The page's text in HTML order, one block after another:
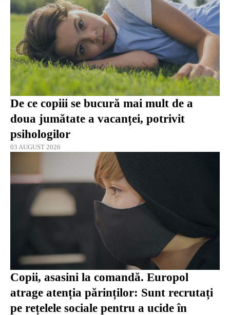
De ce copiii se bucură mai mult de a
doua jumătate a vacanței, potrivit
psihologilor
03 AUGUST 2026
Copii, asasini la comandă. Europol
atrage atenția părinților: Sunt recrutați
pe rețelele sociale pentru a ucide în